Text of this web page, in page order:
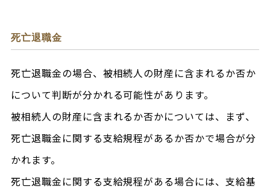
死亡退職金
死亡退職金の場合、被相続人の財産に含まれるか否か
について判断が分かれる可能性があります。
被相続人の財産に含まれるか否かについては、まず、
死亡退職金に関する支給規程があるか否かで場合が分
かれます。
死亡退職金に関する支給規程がある場合には、支給基